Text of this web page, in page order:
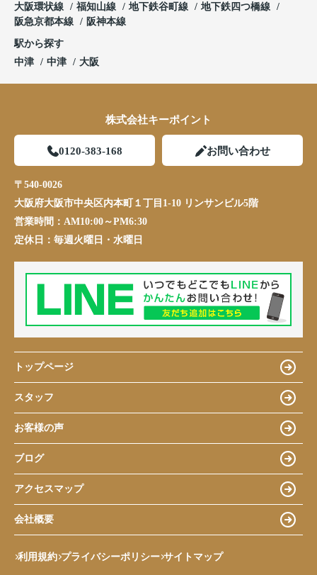
大阪環状線
福知山線 地下鉄谷町線
地下鉄四つ橋線
阪急京都本線
阪神本線
駅から探す
中津
中津 大阪
株式会社キーポイント
0120-383-168 お問い合わせ
〒540-0026
大阪府大阪市中央区内本町１丁目1-10 リンサンビル5階
営業時間： AM10:00～PM6:30
定休日： 毎週火曜日・水曜日
トップページ
スタッフ
お客様の声
ブログ
アクセスマップ
会社概要
利用規約 プライバシーポリシー サイトマップ